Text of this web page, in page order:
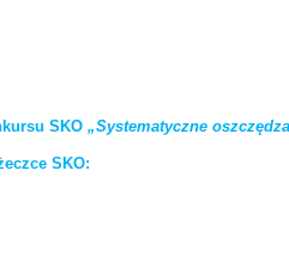
SKO „Systematyczne
SKO: